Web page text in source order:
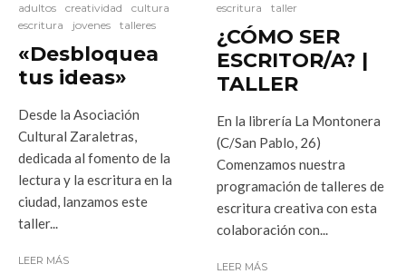
adultos creatividad
cultura
escritura
jovenes talleres
«Desbloquea
tus ideas»
Desde la Asociación
Cultural Zaraletras,
dedicada al fomento de la
lectura y la escritura en la
ciudad, lanzamos este
taller...
LEER MÁS
escritura taller
¿CÓMO SER
ESCRITOR/A? |
TALLER
En la librería La Montonera
(C/San Pablo, 26)
Comenzamos nuestra
programación de talleres de
escritura creativa con esta
colaboración con...
LEER MÁS